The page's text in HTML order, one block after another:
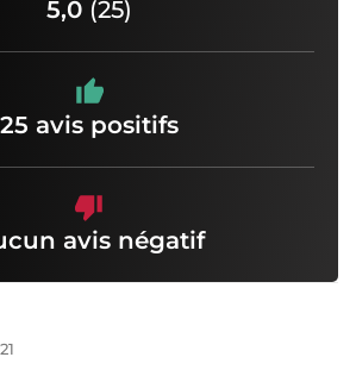
5,0 (25)
25 avis positifs
avis négatif